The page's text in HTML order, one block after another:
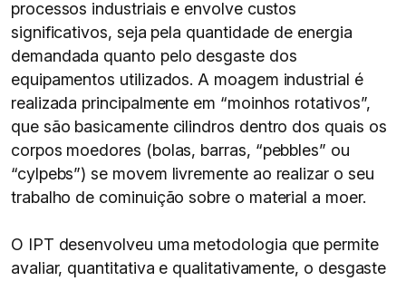
processos industriais e envolve custos
significativos, seja pela quantidade de energia
demandada quanto pelo desgaste dos
equipamentos utilizados. A moagem industrial é
realizada principalmente em “moinhos rotativos”,
que são basicamente cilindros dentro dos quais os
corpos moedores (bolas, barras, “pebbles” ou
“cylpebs”) se movem livremente ao realizar o seu
trabalho de cominuição sobre o material a moer.
O IPT desenvolveu uma metodologia que permite
avaliar, quantitativa e qualitativamente, o desgaste